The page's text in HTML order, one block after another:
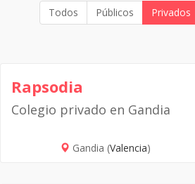
Todos Públicos Privados
Rapsodia
Colegio privado en Gandia
Gandia (Valencia)